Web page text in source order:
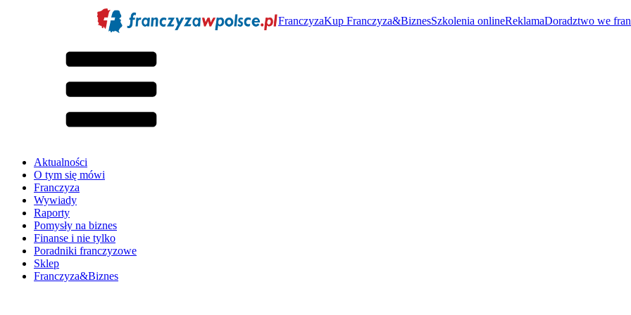
FranczyzaKup Franczyza&BiznesSzkolenia onlineReklamaDoradztwo we
Aktualności
O tym się mówi
Franczyza
Wywiady
Raporty
Pomysły na biznes
Finanse i nie tylko
Poradniki franczyzowe
Sklep
Franczyza&Biznes